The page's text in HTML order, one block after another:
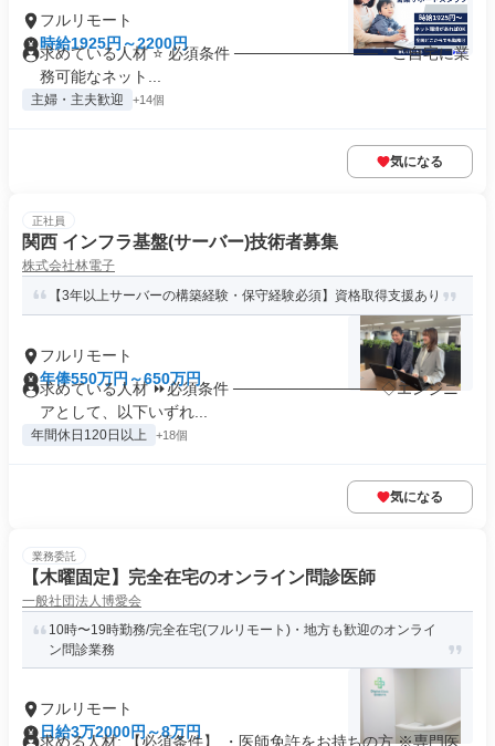
フルリモート
時給1925円～2200円
求めている人材 ⭐ 必須条件 ───────────── * ご自宅に業
務可能なネット...
主婦・主夫歓迎 +14個
気になる
正社員
関西 インフラ基盤(サーバー)技術者募集
株式会社林電子
【3年以上サーバーの構築経験・保守経験必須】資格取得支援あり
フルリモート
年俸550万円～650万円
求めている人材 ⏩必須条件 ───────────── ◇エンジニ
アとして、以下いずれ...
年間休日120日以上 +18個
気になる
業務委託
【木曜固定】完全在宅のオンライン問診医師
一般社団法人博愛会
10時〜19時勤務/完全在宅(フルリモート)・地方も歓迎のオンライ
ン問診業務
フルリモート
日給3万2000円～8万円
求める人材: 【必須条件】 ・医師免許をお持ちの方 ※専門医